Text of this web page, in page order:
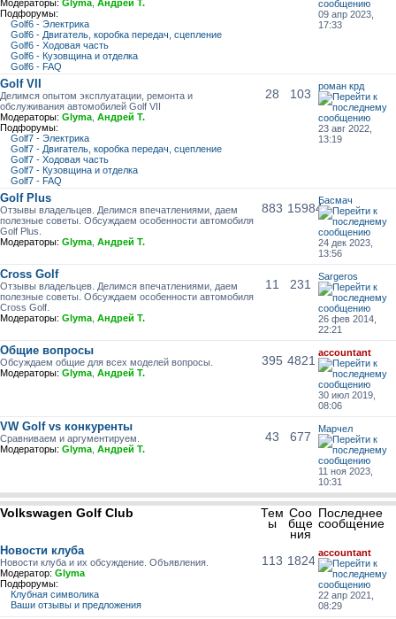
Модераторы: Glyma Андрей Т.
Подфорумы:
Golf6 - Электрика
Golf6 - Двигатель, коробка передач, сцепление
Golf6 - Ходовая часть
Golf6 - Кузовщина и отделка
Golf6 - FAQ
09 апр 2023,
17:33
Golf VII
Делимся опытом эксплуатации, ремонта и
обслуживания автомобилей Golf VII
Модераторы: Glyma Андрей Т.
Подфорумы:
Golf7 - Электрика
Golf7 - Двигатель, коробка передач, сцепление
Golf7 - Ходовая часть
Golf7 - Кузовщина и отделка
Golf7 - FAQ
28 103
роман крд
23 авг 2022,
13:19
Golf Plus
Отзывы владельцев. Делимся впечатлениями, даем
полезные советы. Обсуждаем особенности автомобиля
Golf Plus.
Модераторы: Glyma Андрей Т.
883 15984
Басмач
24 дек 2023,
13:56
Cross Golf
Отзывы владельцев. Делимся впечатлениями, даем
полезные советы. Обсуждаем особенности автомобиля
Cross Golf.
Модераторы: Glyma Андрей Т.
11 231
Sargeros
26 фев 2014,
22:21
Общие вопросы
Обсуждаем общие для всех моделей вопросы.
Модераторы: Glyma Андрей Т.
395 4821
accountant
30 июл 2019,
08:06
VW Golf vs конкуренты
Сравниваем и аргументируем.
Модераторы: Glyma Андрей Т.
43 677
Марчел
11 ноя 2023,
10:31
Volkswagen Golf Club Тем
ы
Соо
бще
ния
Последнее
сообщение
Новости клуба
Новости клуба и их обсуждение. Объявления.
Модератор: Glyma
Подфорумы:
Клубная символика
Ваши отзывы и предложения
113 1824
accountant
22 апр 2021,
08:29